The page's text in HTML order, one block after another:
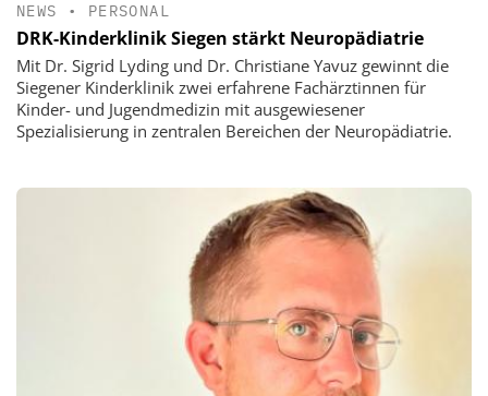
NEWS • PERSONAL
DRK-Kinderklinik Siegen stärkt Neuropädiatrie
Mit Dr. Sigrid Lyding und Dr. Christiane Yavuz gewinnt die
Siegener Kinderklinik zwei erfahrene Fachärztinnen für
Kinder- und Jugendmedizin mit ausgewiesener
Spezialisierung in zentralen Bereichen der Neuropädiatrie.